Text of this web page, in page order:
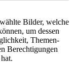
Bilder, welche
um dessen
Themen-
Berechtigungen